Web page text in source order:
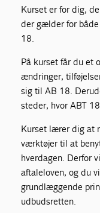
Kurset er for dig,
der gælder for både
18.
På kurset får du et
ændringer,
sig til AB 18.
steder, hvor ABT
Kurset lærer dig at
værktøjer til at
hverdagen. Derfor
aftaleloven, og du
grundlæggende
udbudsretten.